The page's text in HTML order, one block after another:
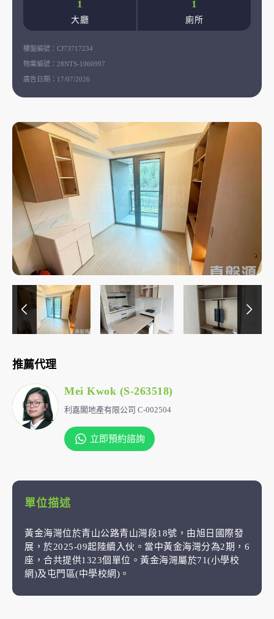
1
大廳
1
廁所
樓盤編號： CJ73717234
物業編號： 28NTS-1060997
廣告日期： 17/07/2026
推薦代理
Mei Kwok (S-263518)
利嘉閣地產有限公司 C-002504
立即預約諮詢
單位描述
黃金海灣位於青山公路青山灣段18號，由旭日國際發
展，於2025-09起陸續入伙。當中黃金海灣分為2期，6
座，合共提供1323個單位。黃金海灣屬於71(小學校
網)及屯門區(中學校網)。